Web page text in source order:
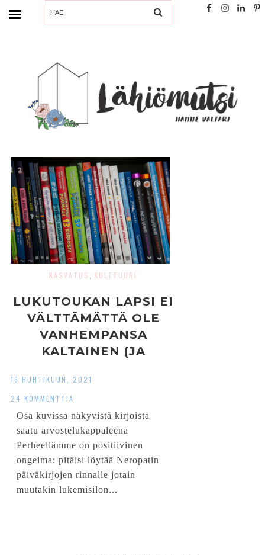
SEARCH
KASVATUS KULTTUURI
LUKUTOUKAN LAPSI EI
VÄLTTÄMÄTTÄ OLE
VANHEMPANSA
KALTAINEN (JA
NEROPATIN
PÄIVÄKIRJA -SARJAN
JÄLKEEN
LUETTAVAKSI)
16 HUHTIKUUN, 2021
24 KOMMENTTIA
Osa kuvissa näkyvistä kirjoista
saatu arvostelukappaleena
Perheellämme on positiivinen
ongelma: pitäisi löytää Neropatin
päiväkirjojen rinnalle jotain
muutakin lukemisilon...